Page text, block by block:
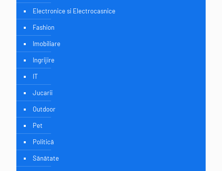
Electronice si Electrocasnice
Fashion
Imobiliare
Ingrijire
IT
Jucarii
Outdoor
Pet
Politică
Sănătate